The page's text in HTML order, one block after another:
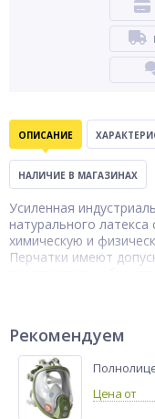
ОПИСАНИЕ
НАЛИЧИЕ В МАГАЗИНАХ
Усиленная
натурального
химическую и
Перчатки имеют
От кислот (80%),
нефтепродуктов (Нс,
Рекомендуем